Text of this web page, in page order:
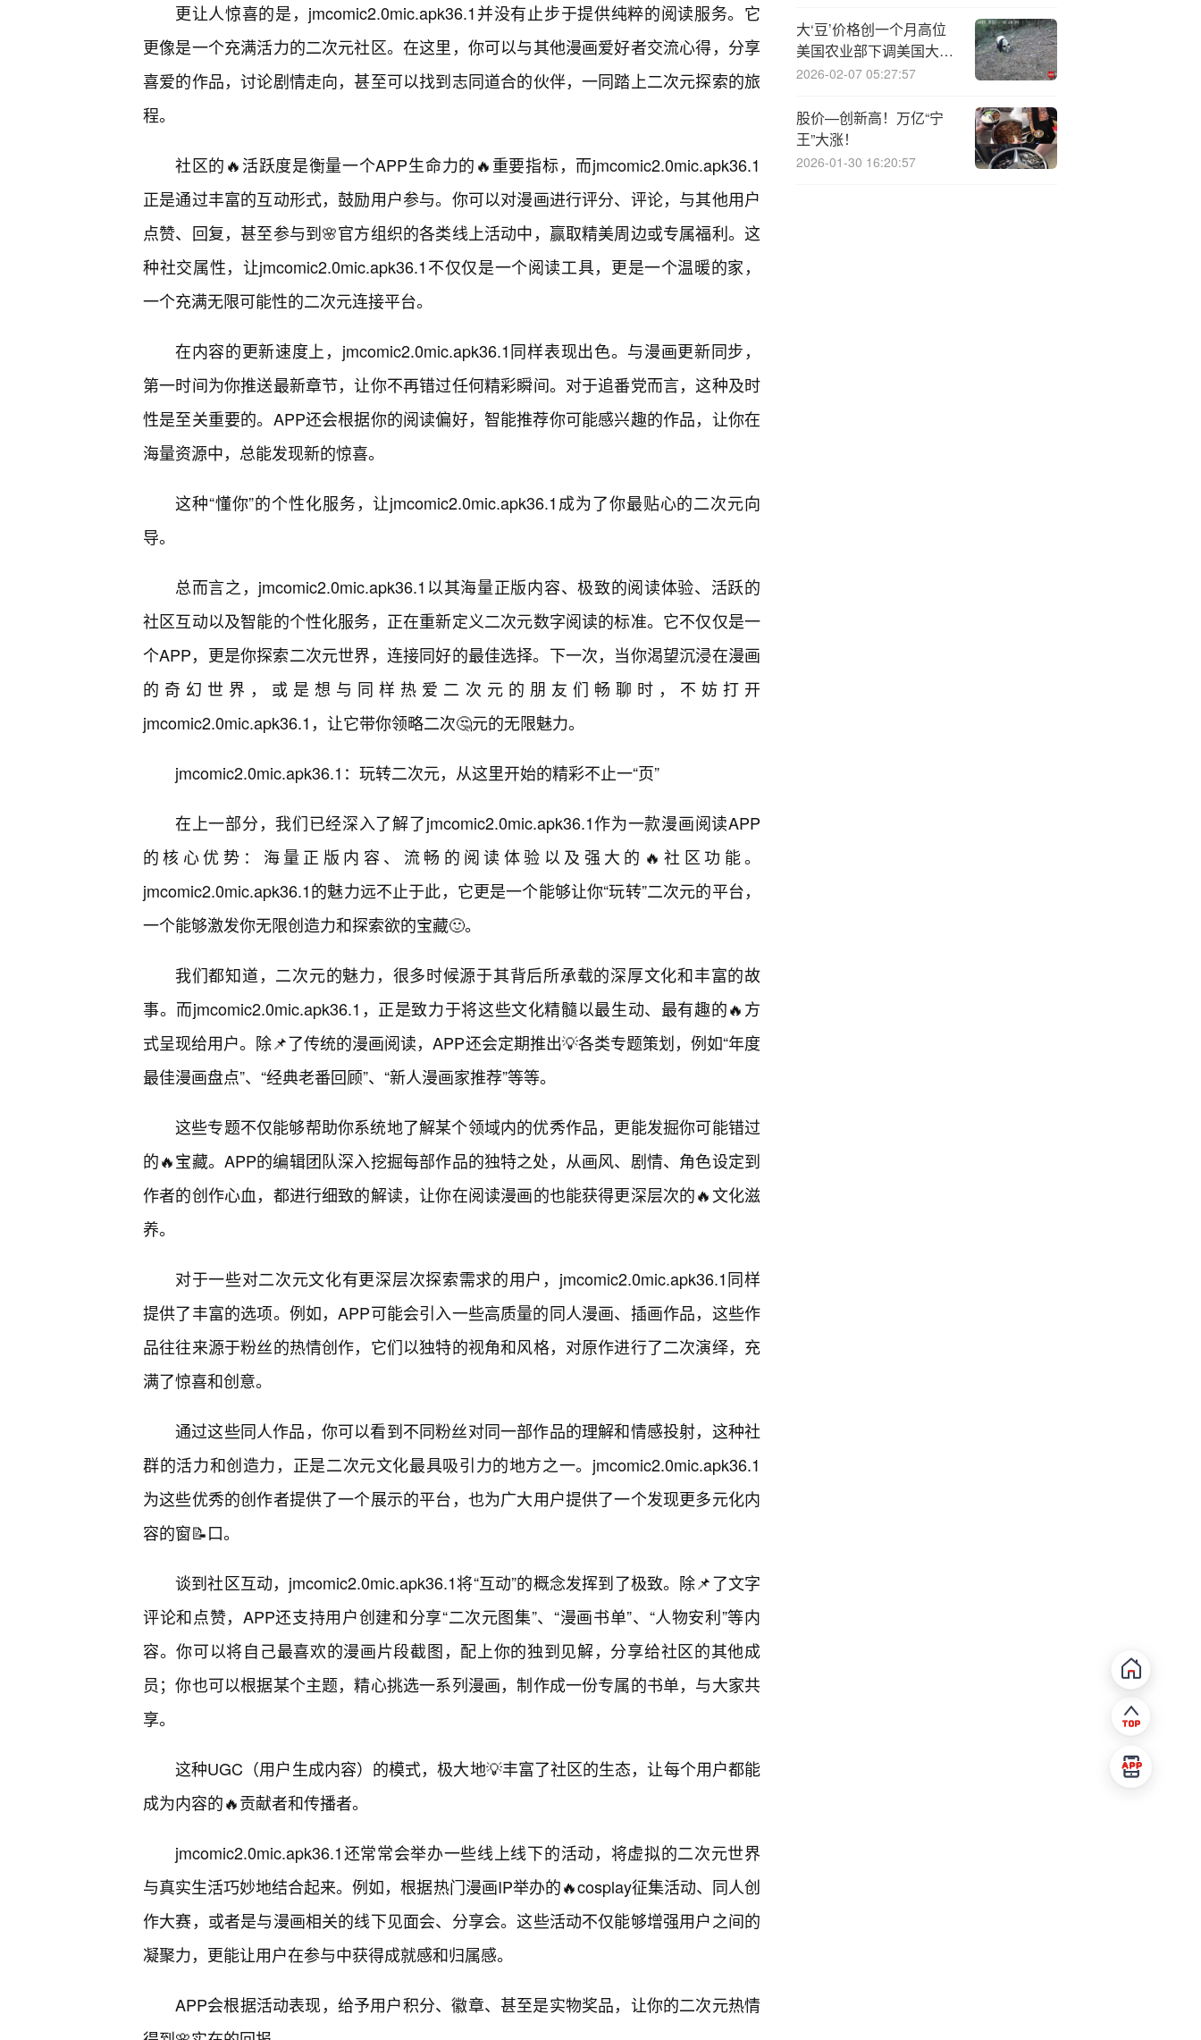
更让人惊喜的是，jmcomic2.0mic.apk36.1并没有止步于提供纯粹的阅读服务。它
更像是一个充满活力的二次元社区。在这里，你可以与其他漫画爱好者交流心得，分享
喜爱的作品，讨论剧情走向，甚至可以找到志同道合的伙伴，一同踏上二次元探索的旅
程。
社区的🔥活跃度是衡量一个APP生命力的🔥重要指标，而jmcomic2.0mic.apk36.1
正是通过丰富的互动形式，鼓励用户参与。你可以对漫画进行评分、评论，与其他用户
点赞、回复，甚至参与到🌸官方组织的各类线上活动中，赢取精美周边或专属福利。这
种社交属性，让jmcomic2.0mic.apk36.1不仅仅是一个阅读工具，更是一个温暖的家，
一个充满无限可能性的二次元连接平台。
在内容的更新速度上，jmcomic2.0mic.apk36.1同样表现出色。与漫画更新同步，
第一时间为你推送最新章节，让你不再错过任何精彩瞬间。对于追番党而言，这种及时
性是至关重要的。APP还会根据你的阅读偏好，智能推荐你可能感兴趣的作品，让你在
海量资源中，总能发现新的惊喜。
这种“懂你”的个性化服务，让jmcomic2.0mic.apk36.1成为了你最贴心的二次元向
导。
总而言之，jmcomic2.0mic.apk36.1以其海量正版内容、极致的阅读体验、活跃的
社区互动以及智能的个性化服务，正在重新定义二次元数字阅读的标准。它不仅仅是一
个APP，更是你探索二次元世界，连接同好的最佳选择。下一次，当你渴望沉浸在漫画
的奇幻世界，或是想与同样热爱二次元的朋友们畅聊时，不妨打开
jmcomic2.0mic.apk36.1，让它带你领略二次🤔元的无限魅力。
jmcomic2.0mic.apk36.1：玩转二次元，从这里开始的精彩不止一“页”
在上一部分，我们已经深入了解了jmcomic2.0mic.apk36.1作为一款漫画阅读APP
的核心优势：海量正版内容、流畅的阅读体验以及强大的🔥社区功能。
jmcomic2.0mic.apk36.1的魅力远不止于此，它更是一个能够让你“玩转”二次元的平台，
一个能够激发你无限创造力和探索欲的宝藏🙂。
我们都知道，二次元的魅力，很多时候源于其背后所承载的深厚文化和丰富的故
事。而jmcomic2.0mic.apk36.1，正是致力于将这些文化精髓以最生动、最有趣的🔥方
式呈现给用户。除📌了传统的漫画阅读，APP还会定期推出💡各类专题策划，例如“年度
最佳漫画盘点”、“经典老番回顾”、“新人漫画家推荐”等等。
这些专题不仅能够帮助你系统地了解某个领域内的优秀作品，更能发掘你可能错过
的🔥宝藏。APP的编辑团队深入挖掘每部作品的独特之处，从画风、剧情、角色设定到
作者的创作心血，都进行细致的解读，让你在阅读漫画的也能获得更深层次的🔥文化滋
养。
对于一些对二次元文化有更深层次探索需求的用户，jmcomic2.0mic.apk36.1同样
提供了丰富的选项。例如，APP可能会引入一些高质量的同人漫画、插画作品，这些作
品往往来源于粉丝的热情创作，它们以独特的视角和风格，对原作进行了二次演绎，充
满了惊喜和创意。
通过这些同人作品，你可以看到不同粉丝对同一部作品的理解和情感投射，这种社
群的活力和创造力，正是二次元文化最具吸引力的地方之一。jmcomic2.0mic.apk36.1
为这些优秀的创作者提供了一个展示的平台，也为广大用户提供了一个发现更多元化内
容的窗📝口。
谈到社区互动，jmcomic2.0mic.apk36.1将“互动”的概念发挥到了极致。除📌了文字
评论和点赞，APP还支持用户创建和分享“二次元图集”、“漫画书单”、“人物安利”等内
容。你可以将自己最喜欢的漫画片段截图，配上你的独到见解，分享给社区的其他成
员；你也可以根据某个主题，精心挑选一系列漫画，制作成一份专属的书单，与大家共
享。
这种UGC（用户生成内容）的模式，极大地💡丰富了社区的生态，让每个用户都能
成为内容的🔥贡献者和传播者。
jmcomic2.0mic.apk36.1还常常会举办一些线上线下的活动，将虚拟的二次元世界
与真实生活巧妙地结合起来。例如，根据热门漫画IP举办的🔥cosplay征集活动、同人创
作大赛，或者是与漫画相关的线下见面会、分享会。这些活动不仅能够增强用户之间的
凝聚力，更能让用户在参与中获得成就感和归属感。
APP会根据活动表现，给予用户积分、徽章、甚至是实物奖品，让你的二次元热情
大‘豆’价格创一个月高位
美国农业部下调美国大豆
产量和库存预估
2026-02-07 05:27:57
股价—创新高！万亿“宁
王”大涨！
2026-01-30 16:20:57